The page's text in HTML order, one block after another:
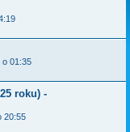
o 01:35
roku) -
20:55